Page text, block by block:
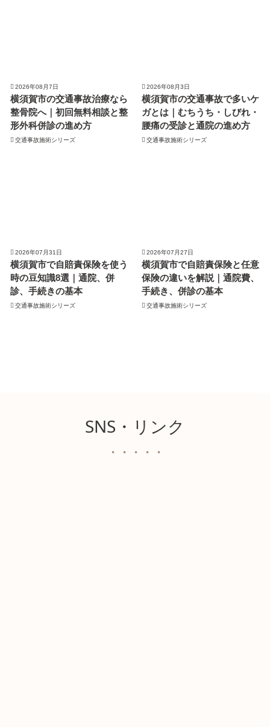
2026年08月7日
横須賀市の交通事故治療なら
整骨院へ｜初回無料相談と整
形外科併診の進め方
交通事故施術シリーズ
2026年08月3日
横須賀市の交通事故で多いケ
ガとは｜むちうち・しびれ・
腰痛の受診と通院の進め方
交通事故施術シリーズ
2026年07月31日
横須賀市で自賠責保険を使う
時の豆知識8選｜通院、併
診、手続きの基本
交通事故施術シリーズ
2026年07月27日
横須賀市で自賠責保険と任意
保険の違いを解説｜通院費、
手続き、併診の基本
交通事故施術シリーズ
SNS・リンク